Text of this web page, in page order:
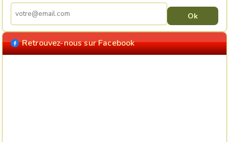
Retrouvez-nous sur Facebook